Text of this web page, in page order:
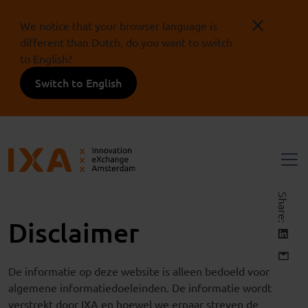
We notice that your browser language is
different than Dutch, do you want to switch
to English?
Switch to English
Share:
Disclaimer
De informatie op deze website is alleen bedoeld voor
algemene informatiedoeleinden. De informatie wordt
verstrekt door IXA en hoewel we ernaar streven de